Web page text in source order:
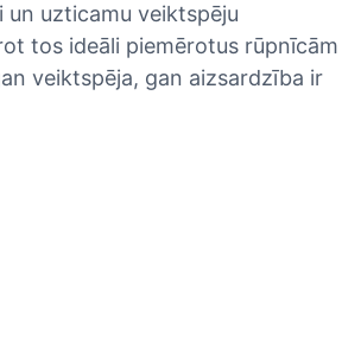
uzticamu veiktspēju
tos ideāli piemērotus rūpnīcām
veiktspēja, gan aizsardzība ir